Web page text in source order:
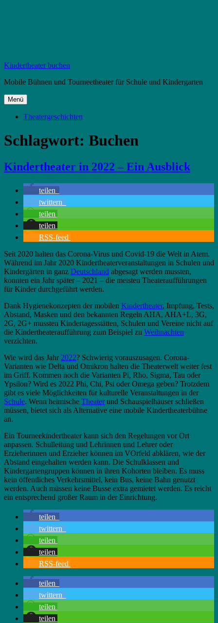
Zum
springen
Kindertheater buchen
Mobile Bühnen und Tourneetheater für Schule und Kindergarten
Menü
Theatergeschichten
Schlagwort: Buchen
Kindertheater in 2022 – Ein Ausblick
teilen
twittern
teilen
teilen
RSS-feed
Seit 2020 halten das Corona-Virus und Covid-19 die Welt in Atem.
Während im Jahr 2020 Kindertheaterveranstaltungen in Schulen und
Kindergärten in ganz Deutschland abgesagt werden mussten,
konnten ein Jahr später – 2021 – die meisten Theateraufführungen
für Kinder durchgeführt werden.
Dank Hygienekonzepten der mobilen Kindertheater, Impfung, Tests,
Abstand, Masken und den bekannten Regeln AHA, AHA+L, 3G,
2G, 2G+ mussten Kindertagesstätten, Schulen und Vereine nicht auf
die Kindertheateraufführung zum Beispiel zu Weihnachten
verzichten.
Wie wird das Jahr 2022? Schwierig vorauszusagen. Corona-
Varianten wie Delta und Omikron halten die Theaterwelt weiter fest
im Griff. Kommen noch die Varianten Pi, Rho, Sigma, Tau oder
Ypsilon? Wird es 2022 Phi, Chi, Psi oder Omega geben? Trotzdem
gibt es viele Möglichkeiten für kulturelle Veranstaltungen in der
Schule. Wenn heimische Theater und Schauspielhäuser schließen
müssen, bietet sich als Alternative eine mobile Kindertheaterbühne
an.
Ein Tourneekindertheater kann sich den Regelungen vor Ort
anpassen. Schulleitung und Lehrinnen und Lehrer oder
Erzieherinnen und Erzieher können im VOrfeld abklären, wie der
Abstand eingehalten werden kann. Die Schulklassen und
Kindergartengruppen können in ihren Kohorten bleiben. Es muss
kein öffentliches Verkehrsmittel, kein Bus, keine Bahn genutzt
werden. Auch müssen keine Busse extra gemietet werden. Es reicht
ein entsprechend großer Raum in der Einrichtung.
teilen
twittern
teilen
teilen
RSS-feed
teilen
twittern
teilen
teilen